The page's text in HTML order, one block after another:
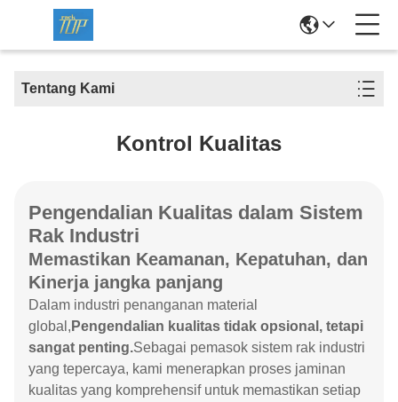
Tentang Kami
Kontrol Kualitas
Pengendalian Kualitas dalam Sistem
Rak Industri
Memastikan Keamanan, Kepatuhan, dan
Kinerja jangka panjang
Dalam industri penanganan material
global, Pengendalian kualitas tidak opsional, tetapi
sangat penting.Sebagai pemasok sistem rak industri
yang tepercaya, kami menerapkan proses jaminan
kualitas yang komprehensif untuk memastikan setiap